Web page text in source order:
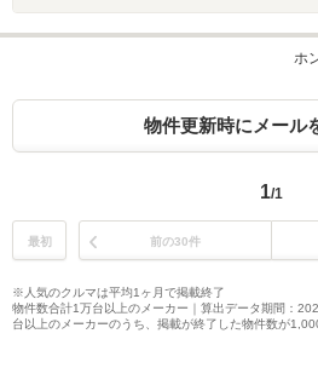
ホ
物件更新時にメール
1/1
最初 前の30件
※人気のクルマは平均1ヶ月で掲載終了
物件数合計1万台以上のメーカー｜算出データ期間：
台以上のメーカーのうち、掲載が終了した物件数が